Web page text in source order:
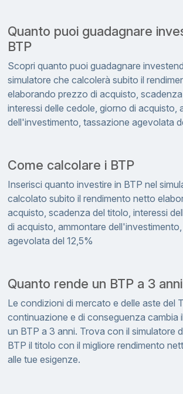
Quanto puoi guadagnare
BTP
Scopri quanto puoi guadagnare
simulatore che calcolerà subito il
elaborando prezzo di acquisto,
interessi delle cedole, giorno di acquisto,
dell'investimento, tassazione agevolata
Come calcolare i BTP
Inserisci quanto investire in BTP nel
calcolato subito il rendimento netto
acquisto, scadenza del titolo, interessi
di acquisto, ammontare
agevolata del 12,5%
Quanto rende un BTP a 3
Le condizioni di mercato e delle aste del
continuazione e di conseguenza cambia
un BTP a 3 anni. Trova con il simulatore
BTP il titolo con il migliore rendimento
alle tue esigenze.